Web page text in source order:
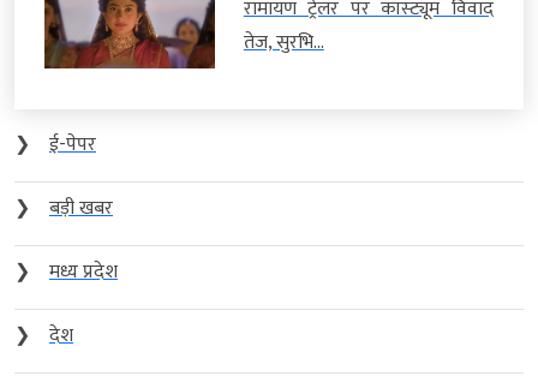
रामायण ट्रेलर पर कॉस्ट्यूम विवाद
तेज, सुरभि...
❯
ई-पेपर
❯
बड़ी खबर
❯
मध्य प्रदेश
❯
देश